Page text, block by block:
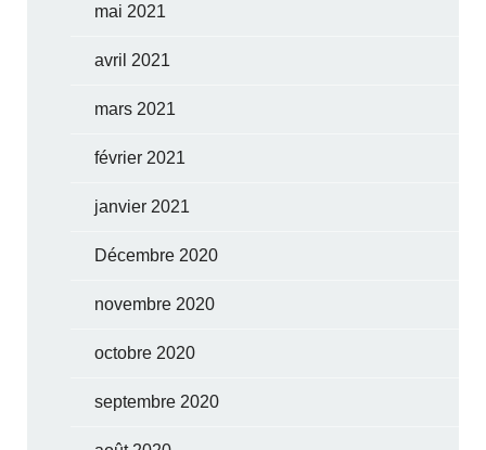
mai 2021
avril 2021
mars 2021
février 2021
janvier 2021
Décembre 2020
novembre 2020
octobre 2020
septembre 2020